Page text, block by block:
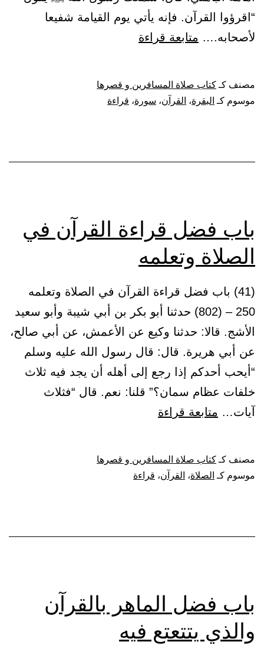
“اقرؤوا القرآن. فإنه يأتي يوم القيامة شفيعا
لأصحابه.… متابعة قراءة
القرآن
مصنف كـ كتاب صلاة المسافرين و قصرها
موسوم كـ البقرة، القرآن، سورة، قراءة
باب فضل قراءة القرآن في
الصلاة وتعلمه
(41) باب فضل قراءة القرآن في الصلاة وتعلمه
250 – (802) حدثنا أبو بكر بن أبي شيبة وأبو سعيد
الأشج. قالا: حدثنا وكيع عن الأعمش، عن أبي صالح،
عن أبي هريرة. قال: قال رسول الله عليه وسلم
“أيحب أحدكم إذا رجع إلى أهله أن يجد فيه ثلاث
خلفات عظام سمان؟” قلنا: نعم. قال “فثلاث
آيات… متابعة قراءة
القرآن
مصنف كـ كتاب صلاة المسافرين و قصرها
موسوم كـ الصلاة، القرآن، قراءة
باب فضل الماهر بالقرآن
والذي يتتعتع فيه